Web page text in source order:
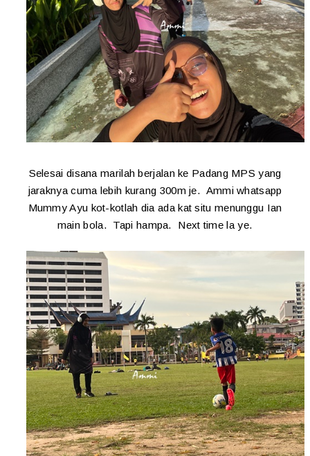
Selesai disana marilah berjalan ke Padang MPS yang
jaraknya cuma lebih kurang 300m je. Ammi whatsapp
Mummy Ayu kot-kotlah dia ada kat situ menunggu Ian
main bola. Tapi hampa. Next time la ye.